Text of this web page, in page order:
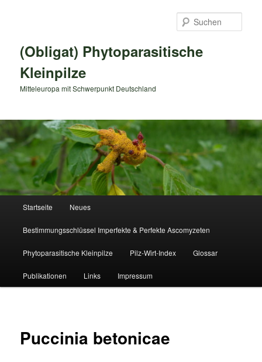
(Obligat) Phytoparasitische
Kleinpilze
Mitteleuropa mit Schwerpunkt Deutschland
Startseite Neues
Bestimmungsschlüssel Imperfekte & Perfekte Ascomyzeten
Phytoparasitische Kleinpilze Pilz-Wirt-Index Glossar
Publikationen Links Impressum
Puccinia betonicae